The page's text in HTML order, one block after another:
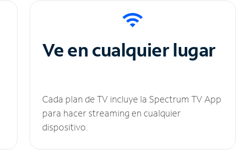
Ve en cualquier lugar
Cada plan de TV incluye la Spectrum TV App
para hacer streaming en cualquier
dispositivo.